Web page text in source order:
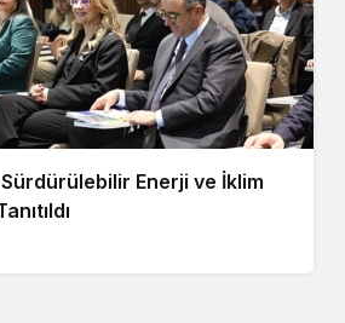
Sürdürülebilir Enerji ve İklim